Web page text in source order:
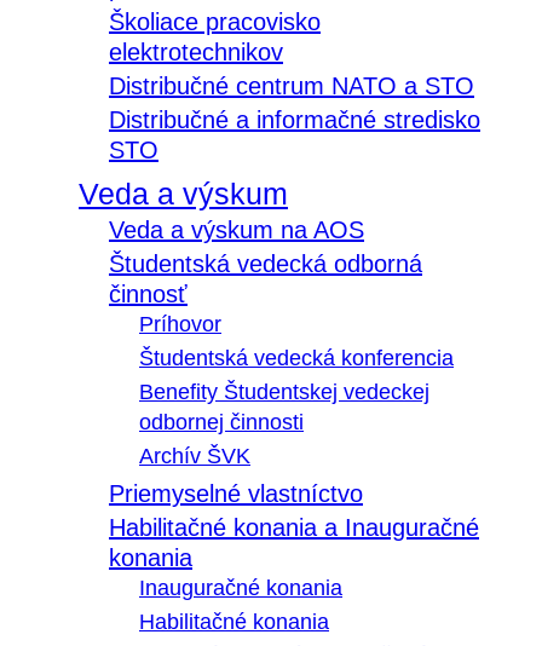
Školiace pracovisko
elektrotechnikov
Distribučné centrum NATO a STO
Distribučné a informačné stredisko
STO
Veda a výskum
Veda a výskum na AOS
Študentská vedecká odborná
činnosť
Príhovor
Študentská vedecká konferencia
Benefity Študentskej vedeckej
odbornej činnosti
Archív ŠVK
Priemyselné vlastníctvo
Habilitačné konania a Inauguračné
konania
Inauguračné konania
Habilitačné konania